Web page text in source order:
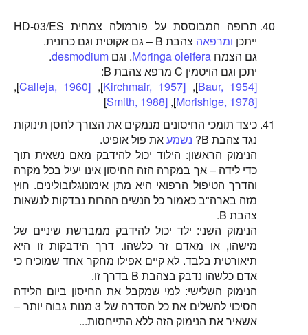
תרופה המבוססת על פורמולה צמחית HD-03/ES
ייתכן ומרפאה צהבת B – גם אקוטית וגם כרונית.
גם הצמח Moringa oleifera. וגם desmodium
.
יתכן וגם הויטמין C מרפא צהבת B:
[Baur, 1954
],
[Kirchmair, 1957
],
[Calleja, 1960
],
[Morishige, 1978
],
[Smith, 1988
]
כיצד תומכי החיסונים מנמקים את הצורך לחסן תינוקות
נגד צהבת B?
נשמעאת פול אופיט.
הנימוק הראשון: הילוד יכול להידבק מאם נשאית תוך
כדי לידה – אך במקרה הזה החיסון אינו יעיל בכל מקרה
והדרך הטיפול הרפואי היא מתן אימונוגלובולינים. חוץ
מזה בארה"ב כאמור כל הנשים ההרות נבדקות לנשאות
צהבת B.
הנימוק השני: ילד יכול להידבק ממברשת שיניים של
מישהו, או מאדם זר כלשהו. דרך הידבקות זו היא
תיאורטית בלבד. לא קיים אפילו מחקר אחד שמוכיח כי
אדם כלשהו נדבק בצהבת B בדרך זו.
הנימוק השלישי: למי שמקבל את החיסון ביום הלידה
הסיכוי להשלים את כל הסדרה של 3 מנות גבוה יותר –
אשאיר את הנימוק הזה ללא התייחסות...